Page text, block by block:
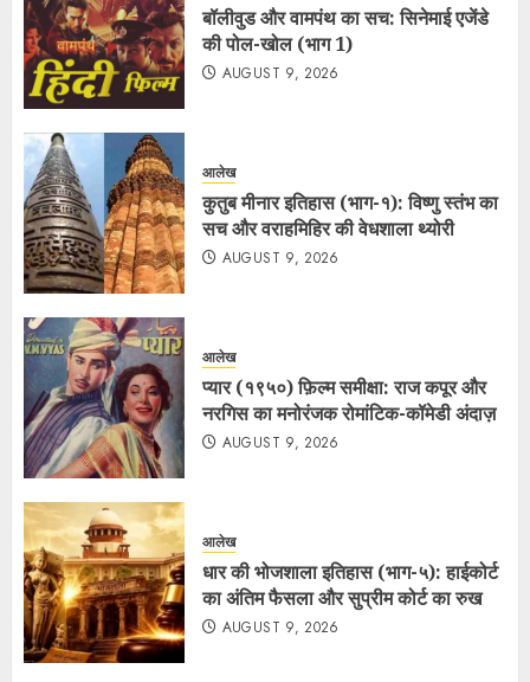
बॉलीवुड और वामपंथ का सच: सिनेमाई एजेंडे
की पोल-खोल (भाग 1)
AUGUST 9, 2026
आलेख
कुतुब मीनार इतिहास (भाग-१): विष्णु स्तंभ का
सच और वराहमिहिर की वेधशाला थ्योरी
AUGUST 9, 2026
आलेख
प्यार (१९५०) फ़िल्म समीक्षा: राज कपूर और
नरगिस का मनोरंजक रोमांटिक-कॉमेडी अंदाज़
AUGUST 9, 2026
आलेख
धार की भोजशाला इतिहास (भाग-५): हाईकोर्ट
का अंतिम फैसला और सुप्रीम कोर्ट का रुख
AUGUST 9, 2026